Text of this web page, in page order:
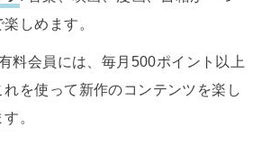
しめます。
料会員には、毎月500ポイント以上
れを使って新作のコンテンツを楽し
。